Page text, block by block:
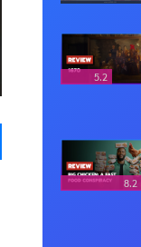
Messenger
5.2
8.2